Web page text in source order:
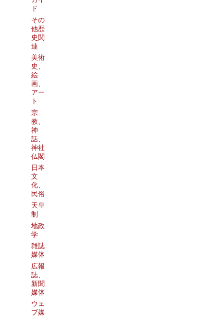
ド
その
他歴
史関
連
美術
史、
絵
画、
アー
ト
宗
教、
神
話、
神社
仏閣
日本
文
化、
民俗
天皇
制
地政
学
雑誌
媒体
広報
誌、
新聞
媒体
ウェ
ブ媒